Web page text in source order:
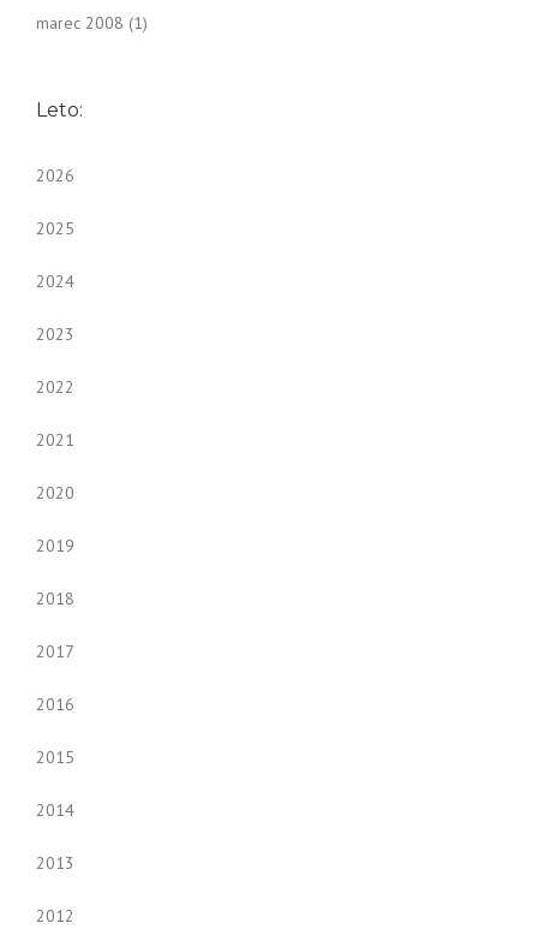
marec 2008 (1)
Leto:
2026
2025
2024
2023
2022
2021
2020
2019
2018
2017
2016
2015
2014
2013
2012